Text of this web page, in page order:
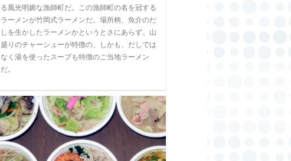
る風光明媚な漁師町だ。この漁師町の名を冠する
ラーメンが竹岡式ラーメンだ。場所柄、魚介のだ
しを生かしたラーメンかというとさにあらず。山
盛りのチャーシューが特徴の、しかも、だしでは
なく湯を使ったスープも特徴のご当地ラーメン
だ。